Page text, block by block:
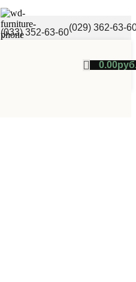
(033) 352-63-60(029) 362-63-
0.00